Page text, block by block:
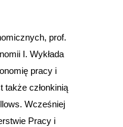
prof.
I. Wykłada
pracy i
także członkinią
Wcześniej
Pracy i